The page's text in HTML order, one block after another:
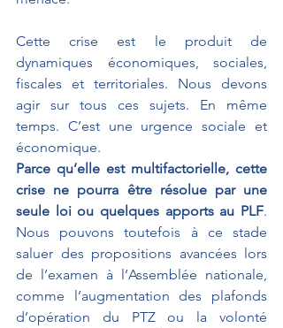
Cette crise est le produit de
dynamiques économiques, sociales,
fiscales et territoriales. Nous devons
agir sur tous ces sujets. En même
temps. C’est une urgence sociale et
économique.
Parce qu’elle est multifactorielle, cette
crise ne pourra être résolue par une
seule loi ou quelques apports au PLF.
Nous pouvons toutefois à ce stade
saluer des propositions avancées lors
de l’examen à l’Assemblée nationale,
comme l’augmentation des plafonds
d’opération du PTZ ou la volonté